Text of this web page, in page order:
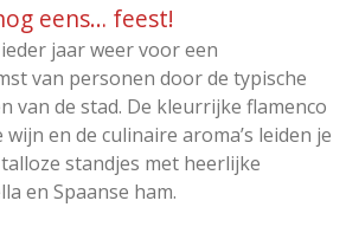
eens… feest!
jaar weer voor een
van personen door de typische
van de stad. De kleurrijke flamenco
en de culinaire aroma’s leiden je
standjes met heerlijke
en Spaanse ham.